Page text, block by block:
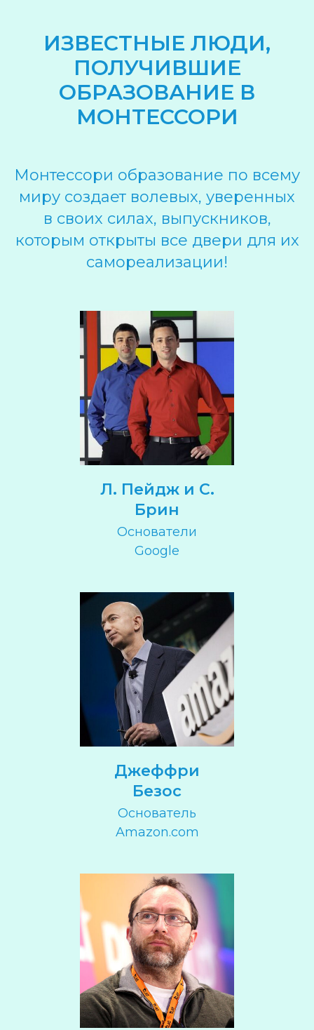
ИЗВЕСТНЫЕ ЛЮДИ,
ПОЛУЧИВШИЕ
ОБРАЗОВАНИЕ В
МОНТЕССОРИ
Монтессори образование по всему
миру создает волевых, уверенных
в своих силах, выпускников,
которым открыты все двери для их
самореализации!
Л. Пейдж и С.
Брин
Основатели
Google
Джеффри
Безос
Основатель
Amazon.com